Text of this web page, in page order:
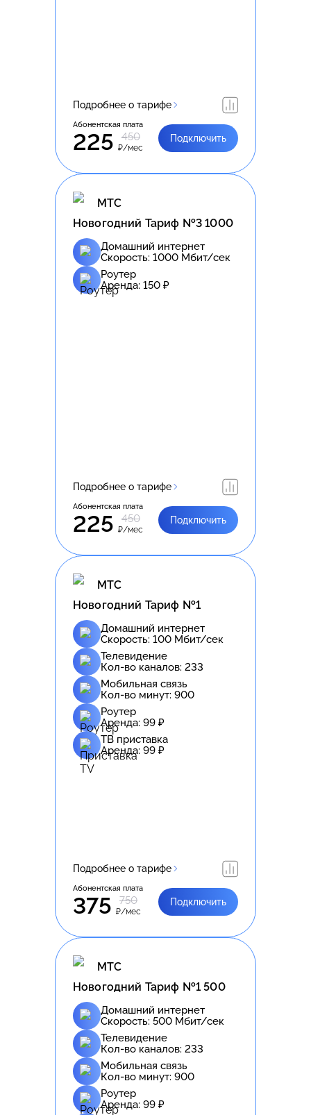
Подробнее о тарифе
Абонентская плата
225 450
₽/мес
Подключить
МТС
Новогодний Тариф №3 1000
Домашний интернет
Скорость: 1000 Мбит/сек
Роутер
Аренда: 150 ₽
Подробнее о тарифе
Абонентская плата
225 450
₽/мес
Подключить
МТС
Новогодний Тариф №1
Домашний интернет
Скорость: 100 Мбит/сек
Телевидение
Кол-во каналов: 233
Мобильная связь
Кол-во минут: 900
Роутер
Аренда: 99 ₽
ТВ приставка
Аренда: 99 ₽
Подробнее о тарифе
Абонентская плата
375 750
₽/мес
Подключить
МТС
Новогодний Тариф №1 500
Домашний интернет
Скорость: 500 Мбит/сек
Телевидение
Кол-во каналов: 233
Мобильная связь
Кол-во минут: 900
Роутер
Аренда: 99 ₽